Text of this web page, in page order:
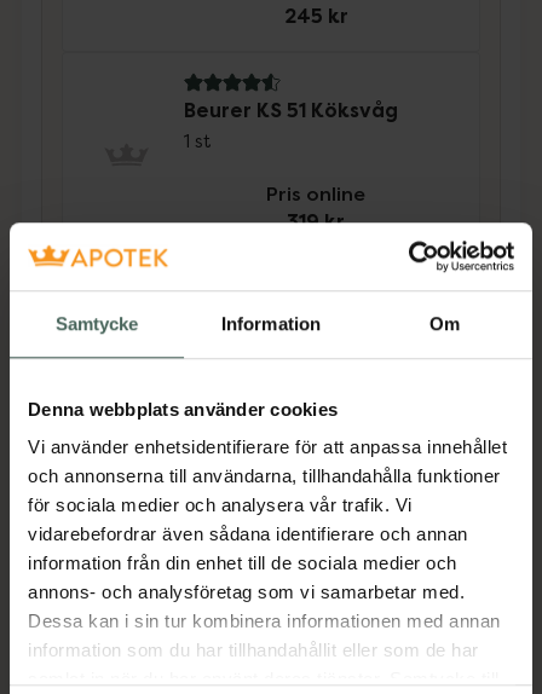
Samtycke Information Om
Denna webbplats använder cookies
Vi använder enhetsidentifierare för att anpassa innehållet
och annonserna till användarna, tillhandahålla funktioner
för sociala medier och analysera vår trafik. Vi
vidarebefordrar även sådana identifierare och annan
information från din enhet till de sociala medier och
annons- och analysföretag som vi samarbetar med.
Dessa kan i sin tur kombinera informationen med annan
information som du har tillhandahållit eller som de har
245 kr
4.6 av 5 i omdöme
Beurer KS 51 Köksvåg
1 st
Pris online
319 kr
Köp båda för
Köp båda
Beskrivning
Glasvåg i slim design (endast 19 mm hög).
- Plattform av säkerhetsglas
- Siffer storlek: ca. 26 mm
- Valbar viktenhet kg / lb / st